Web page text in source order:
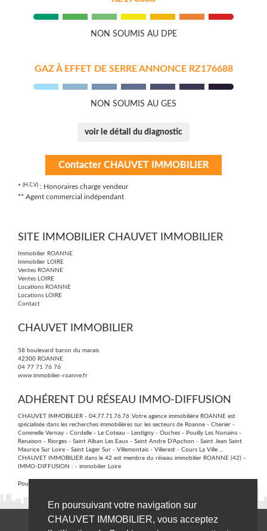
En poursuivant votre navigation sur
CHAUVET IMMOBILIER, vous acceptez
NON SOUMIS AU DPE
GAZ À EFFET DE SERRE ANNONCE RZ176688
NON SOUMIS AU GES
voir le détail du diagnostic
Contacter CHAUVET IMMOBILIER
* (H.C.V) : Honoraires charge vendeur
** Agent commercial indépendant
SITE IMMOBILIER CHAUVET IMMOBILIER
Immobilier ROANNE
Immobilier LOIRE
Ventes ROANNE
Ventes LOIRE
Locations ROANNE
Locations LOIRE
Contact
CHAUVET IMMOBILIER
58 boulevard baron du marais
42300 ROANNE
04 77 71 76 76
www.immobilier-roanne.fr
ADHÉRENT DU RÉSEAU IMMO-DIFFUSION
CHAUVET IMMOBILIER - 04.77.71.76.76 .Votre agence immobilière ROANNE est
spécialisée dans les recherches immobilières sur les secteurs de Roanne - Cherier -
Commelle Vernay - Cordelle - Le Coteau - Lentigny - Ouches - Pouilly Les Nonains -
Renaison - Riorges - Saint Alban Les Eaux - Saint Andre D'Apchon - Saint Jean Saint
Maurice Sur Loire - Saint Leger Sur - Villemontais - Villerest - Cours La Ville ...
CHAUVET IMMOBILIER dans le 42 est membre du réseau immobilier ROANNE (42) -
IMMO-DIFFUSION : - immobilier Loire
Pour plus d'informations contactez notre secrétariat central au :